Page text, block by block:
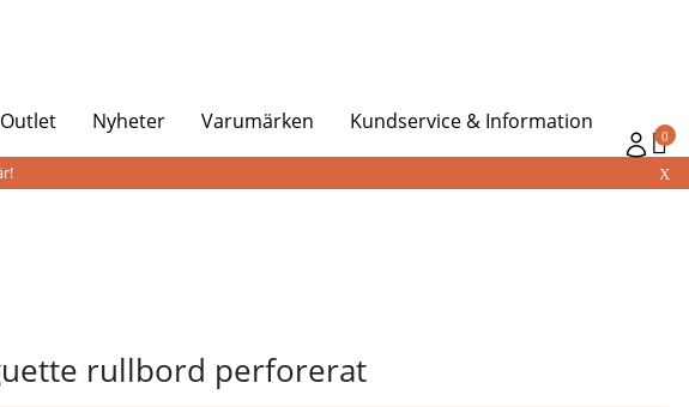
0
Outlet Nyheter Varumärken Kundservice & Information
X
rullbord perforerat